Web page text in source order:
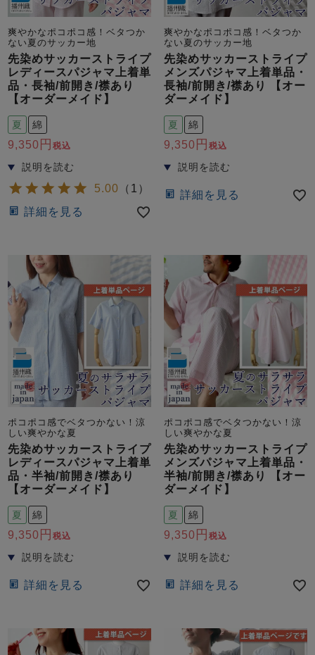
爽やかなポコポコ感！ベタつか
ない夏のサッカー地
先染めサッカーストライプ
レディースパジャマ上着単
品・長袖/前開き/襟あり
【オーダーメイド】
夏 綿
9,350 税込
5.00 （ 1 ）
詳細を見る
爽やかなポコポコ感！ベタつか
ない夏のサッカー地
先染めサッカーストライプ
メンズパジャマ上着単品・
長袖/前開き/襟あり 【オー
ダーメイド】
夏 綿
9,350 税込
詳細を見る
ポコポコ感でベタつかない！涼
しい爽やかな夏
先染めサッカーストライプ
レディースパジャマ上着単
品・半袖/前開き/襟あり
【オーダーメイド】
夏 綿
9,350 税込
詳細を見る
ポコポコ感でベタつかない！涼
しい爽やかな夏
先染めサッカーストライプ
メンズパジャマ上着単品・
半袖/前開き/襟あり 【オー
ダーメイド】
夏 綿
9,350 税込
詳細を見る